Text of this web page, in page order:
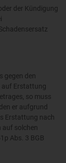
der Kündigung
gegen den
auf Erstattung
so muss
er aufgrund
Erstattung nach
auf solchen
Abs. 3 BGB